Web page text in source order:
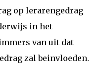
op lerarengedrag
in het
van uit dat
zal beinvloeden.